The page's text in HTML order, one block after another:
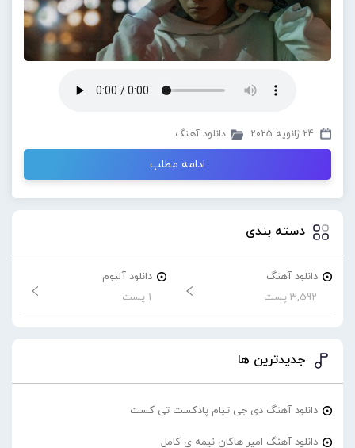
24 ژانویه 2025 دانلود آهنگ
ادامه مطلب
دسته بندی
دانلود آهنگ
3,592 پست
دانلود آلبوم
1 پست
جدیدترین ها
دانلود آهنگ دی جی تیام پادکست تی کست
دانلود آهنگ امیر هاکان نیمه ی کامل